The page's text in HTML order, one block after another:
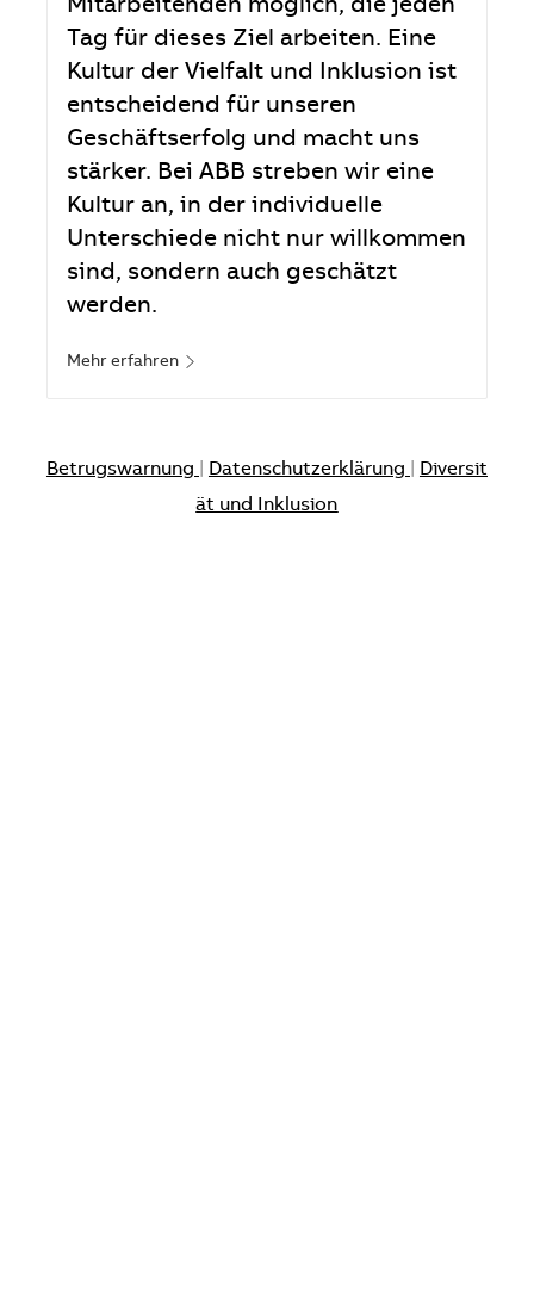
Mitarbeitenden möglich, die jeden
Tag für dieses Ziel arbeiten. Eine
Kultur der Vielfalt und Inklusion ist
entscheidend für unseren
Geschäftserfolg und macht uns
stärker. Bei ABB streben wir eine
Kultur an, in der individuelle
Unterschiede nicht nur willkommen
sind, sondern auch geschätzt
werden.
Mehr erfahren
Betrugswarnung Datenschutzerklärung
Diversit
ät und Inklusion